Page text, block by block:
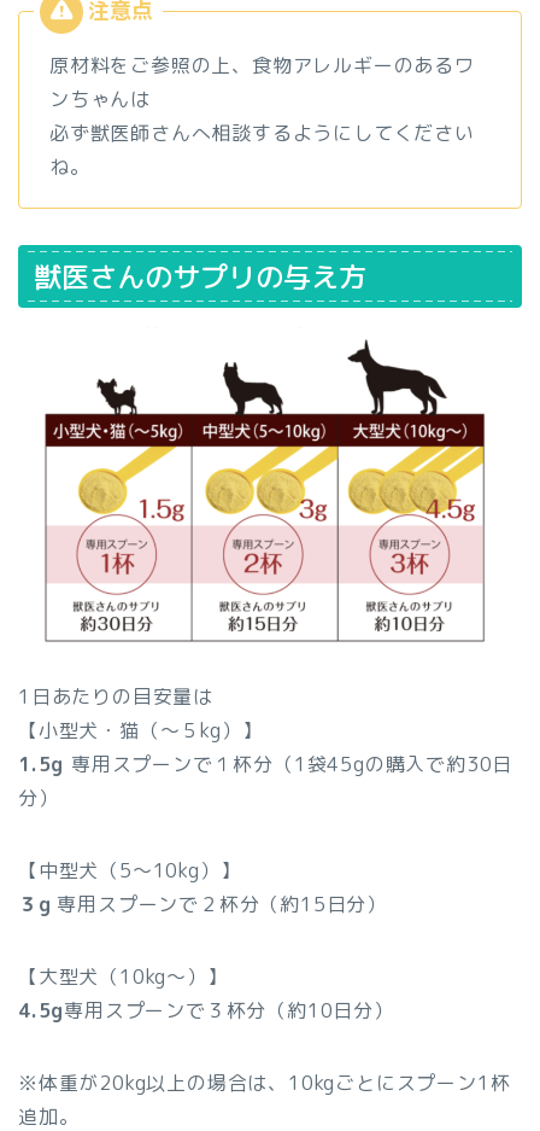
原材料をご参照の上、食物アレルギーのあるワ
ンちゃんは
必ず獣医師さんへ相談するようにしてください
ね。
獣医さんのサプリの与え方
1日あたりの目安量は
【小型犬・猫（〜５kg）】
1.5g 専用スプーンで１杯分（1袋45gの購入で約30日
分）
【中型犬（5〜10kg）】
３g 専用スプーンで２杯分（約15日分）
【大型犬（10kg〜）】
4.5g専用スプーンで３杯分（約10日分）
※体重が20kg以上の場合は、10kgごとにスプーン1杯
追加。